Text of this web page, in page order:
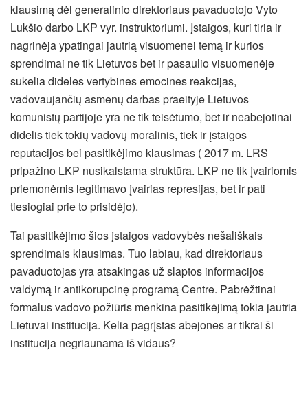
klausimą dėl generalinio direktoriaus pavaduotojo Vyto
Lukšio darbo LKP vyr. instruktoriumi. Įstaigos, kuri tiria ir
nagrinėja ypatingai jautrią visuomenei temą ir kurios
sprendimai ne tik Lietuvos bet ir pasaulio visuomenėje
sukelia dideles vertybines emocines reakcijas,
vadovaujančių asmenų darbas praeityje Lietuvos
komunistų partijoje yra ne tik teisėtumo, bet ir neabejotinai
didelis tiek tokių vadovų moralinis, tiek ir įstaigos
reputacijos bei pasitikėjimo klausimas ( 2017 m. LRS
pripažino LKP nusikalstama struktūra. LKP ne tik įvairiomis
priemonėmis legitimavo įvairias represijas, bet ir pati
tiesiogiai prie to prisidėjo).
Tai pasitikėjimo šios įstaigos vadovybės nešališkais
sprendimais klausimas. Tuo labiau, kad direktoriaus
pavaduotojas yra atsakingas už slaptos informacijos
valdymą ir antikorupcinę programą Centre. Pabrėžtinai
formalus vadovo požiūris menkina pasitikėjimą tokia jautria
Lietuvai institucija. Kelia pagrįstas abejones ar tikrai ši
institucija negriaunama iš vidaus?